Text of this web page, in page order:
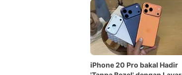
iPhone 20 Pro bakal Hadir